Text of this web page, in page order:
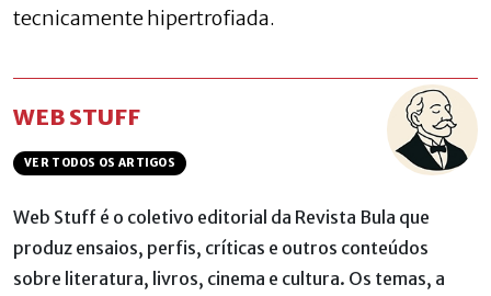
tecnicamente hipertrofiada.
WEB STUFF
VER TODOS OS ARTIGOS
Web Stuff é o coletivo editorial da Revista Bula que
produz ensaios, perfis, críticas e outros conteúdos
sobre literatura, livros, cinema e cultura. Os temas, a